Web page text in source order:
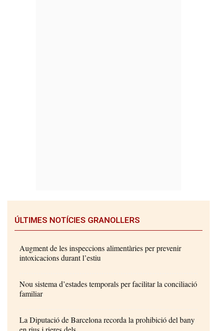
ÚLTIMES NOTÍCIES GRANOLLERS
Augment de les inspeccions alimentàries per prevenir
intoxicacions durant l’estiu
Nou sistema d’estades temporals per facilitar la conciliació
familiar
La Diputació de Barcelona recorda la prohibició del bany